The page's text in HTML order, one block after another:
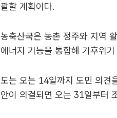
괄할 계획이다.
농축산국은 농촌 정주와 지역
에너지 기능을 통합해 기후위
도는 오는 14일까지 도민 의견
안이 의결되면 오는 31일부터